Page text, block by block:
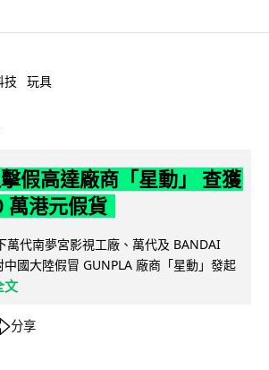
技 玩具
假高達廠商「星動」 查獲
萬港元假貨
萬代南夢宮影視工廠、萬代及 BANDAI
中國大陸假冒 GUNPLA 廠商「星動」發起
文
分享